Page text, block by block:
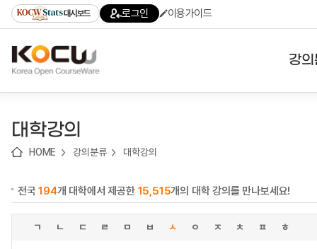
기
기
기
content)
가
대시보드 로그인 이용가이드
강
대학강의
HOME 강의분류 대학강의
전국194개 대학에서 제공한 15,515개의 대학 강의를 만나보세요!
ㄱ ㄴ ㄷ ㄹ ㅁ ㅂ ㅅ ㅇ ㅈ ㅊ ㅍ ㅎ